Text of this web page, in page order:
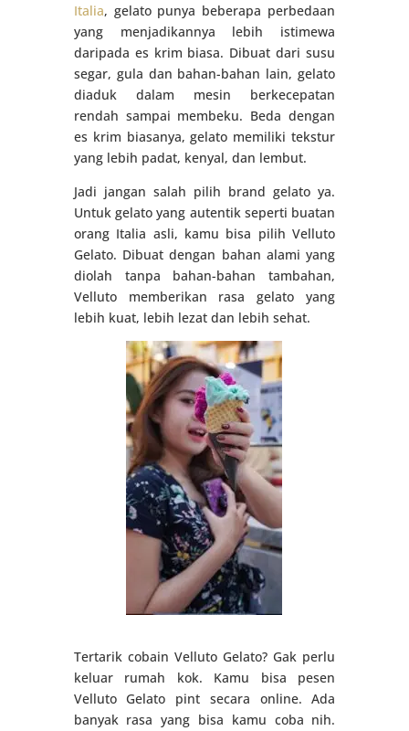
Italia, gelato punya beberapa perbedaan
yang menjadikannya lebih istimewa
daripada es krim biasa. Dibuat dari susu
segar, gula dan bahan-bahan lain, gelato
diaduk dalam mesin berkecepatan
rendah sampai membeku. Beda dengan
es krim biasanya, gelato memiliki tekstur
yang lebih padat, kenyal, dan lembut.
Jadi jangan salah pilih brand gelato ya.
Untuk gelato yang autentik seperti buatan
orang Italia asli, kamu bisa pilih Velluto
Gelato. Dibuat dengan bahan alami yang
diolah tanpa bahan-bahan tambahan,
Velluto memberikan rasa gelato yang
lebih kuat, lebih lezat dan lebih sehat.
Tertarik cobain Velluto Gelato? Gak perlu
keluar rumah kok. Kamu bisa pesen
Velluto Gelato pint secara online. Ada
banyak rasa yang bisa kamu coba nih.